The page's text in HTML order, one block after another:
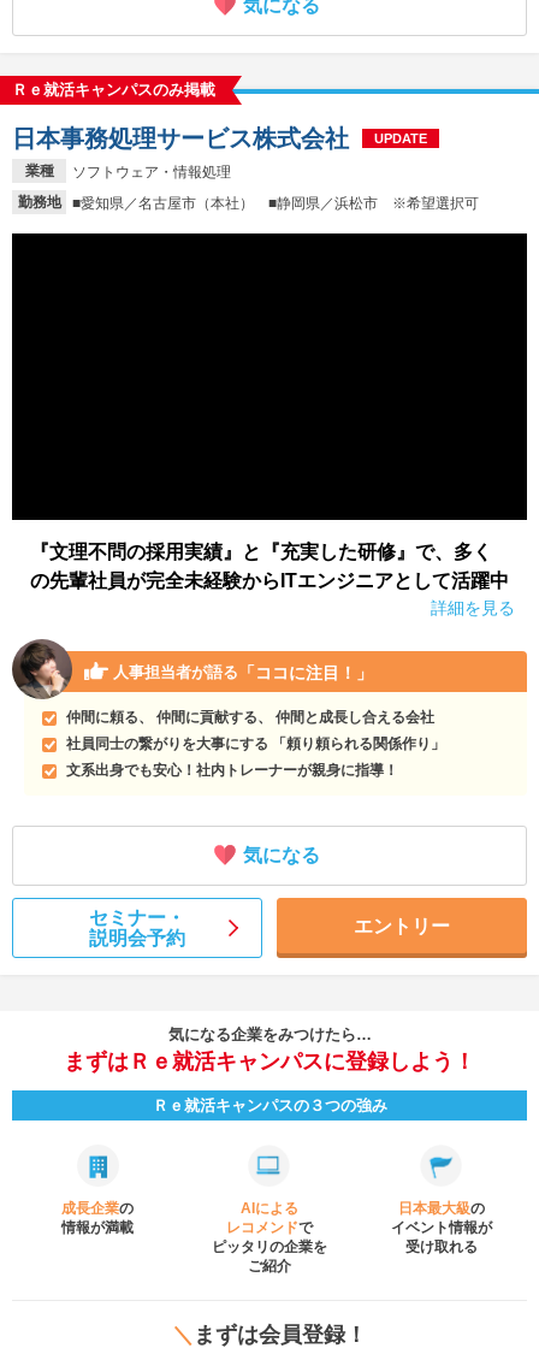
気になる
Ｒｅ就活キャンパスのみ掲載
業種
ソフトウェア・情報処理
勤務地
■愛知県／名古屋市（本社） ■静岡県／浜松市 ※希望選択可
日本事務処理サービス株式会社 UPDATE
『文理不問の採用実績』と『充実した研修』で、多く
の先輩社員が完全未経験からITエンジニアとして活躍中
詳細を見る
人事担当者が語る 「ココに注目！」
仲間に頼る、 仲間に貢献する、 仲間と成長し合える会社
社員同士の繋がりを大事にする 「頼り頼られる関係作り」
文系出身でも安心！社内トレーナーが親身に指導！
気になる
セミナー・
説明会予約
エントリー
気になる企業をみつけたら…
まずはＲｅ就活キャンパスに登録しよう！
Ｒｅ就活キャンパスの３つの強み
成長企業の
情報が満載
AIによる
レコメンドで
ピッタリの企業を
ご紹介
日本最大級の
イベント情報が
受け取れる
＼ まずは会員登録！